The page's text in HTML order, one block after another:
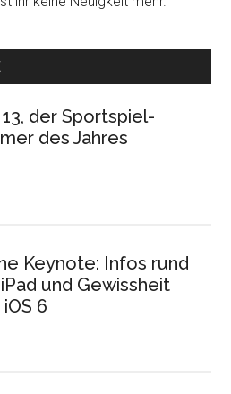
13, der Sportspiel-
des Jahres
Keynote: Infos rund
und Gewissheit
6